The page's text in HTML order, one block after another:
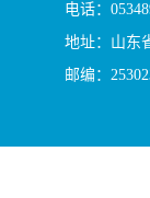
电话：
地址：山东
邮编：